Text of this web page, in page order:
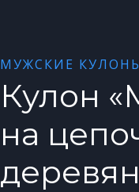
МУЖСКИЕ
Кулон
на